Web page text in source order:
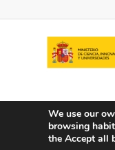
© Copyright - ITQ
We use our
browsing
the Accept all